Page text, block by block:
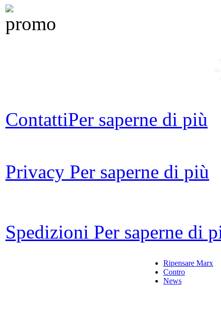
ContattiPer saperne di più
Privacy Per saperne di più
Spedizioni Per saperne di
Ripensare Marx
Contro
News